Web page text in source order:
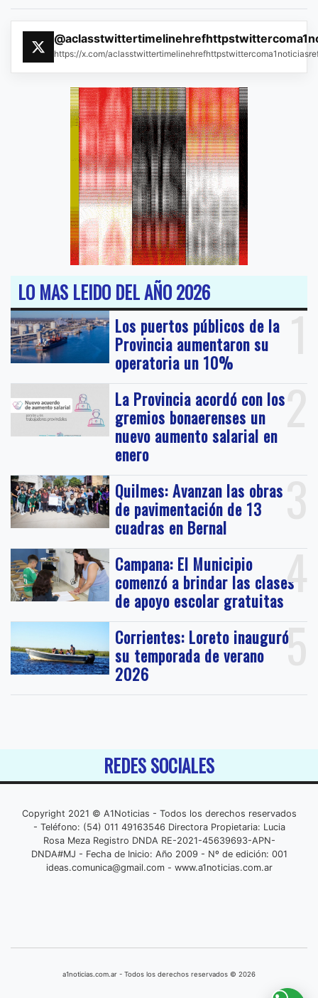
https://x.com/
LO MAS LEIDO DEL AÑO 2026
1
Los puertos públicos de la
Provincia aumentaron su
operatoria un 10%
2
La Provincia acordó con los
gremios bonaerenses un
nuevo aumento salarial en
enero
3
Quilmes: Avanzan las obras
de pavimentación de 13
cuadras en Bernal
4
Campana: El Municipio
comenzó a brindar las clases
de apoyo escolar gratuitas
5
Corrientes: Loreto inauguró
su temporada de verano
2026
REDES SOCIALES
Copyright 2021 © A1Noticias - Todos los derechos reservados
- Teléfono: (54) 011 49163546 Directora Propietaria: Lucia
Rosa Meza Registro DNDA RE-2021-45639693-APN-
DNDA#MJ - Fecha de Inicio: Año 2009 - Nº de edición: 001
ideas.comunica@gmail.com- www.a1noticias.com.ar
a1noticias.com.ar - Todos los derechos reservados © 2026